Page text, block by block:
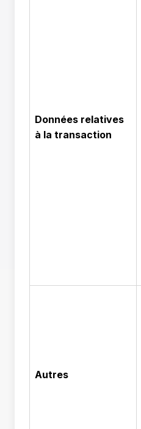
Données relatives
à la transaction
Autres